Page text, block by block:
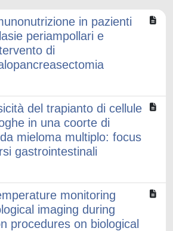
in pazienti
periampollari e
di
del trapianto di cellule
in una coorte di
mieloma multiplo: focus
gastrointestinali
monitoring
imaging during
procedures on biological